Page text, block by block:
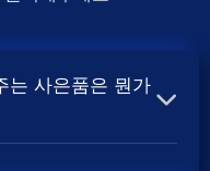
는 사은품은 뭔가